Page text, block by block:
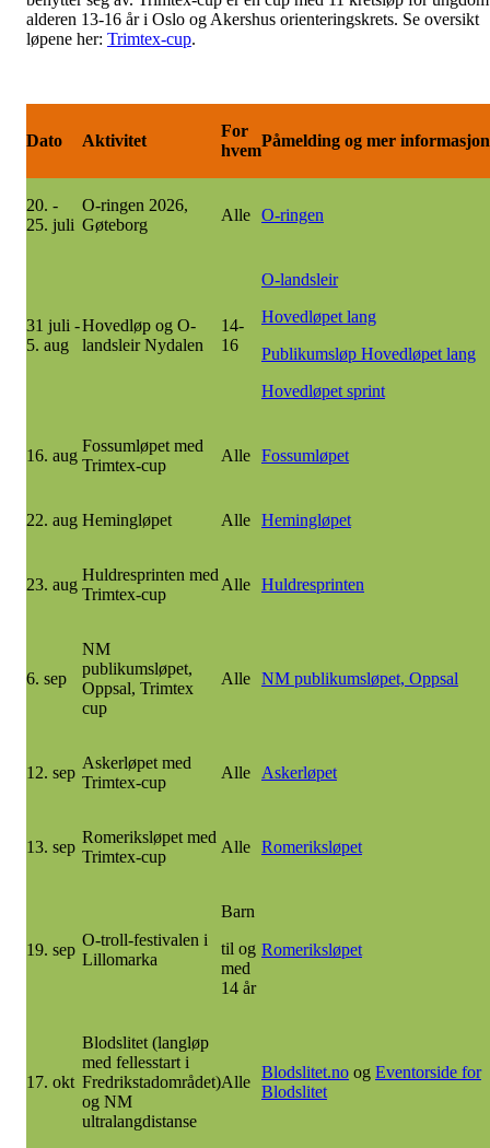
alderen 13-16 år i Oslo og Akershus orienteringskrets. Se oversikt
løpene her: Trimtex-cup.
Dato Aktivitet
For
hvem
Påmelding og mer informasjon
20. -
25. juli
O-ringen 2026,
Gøteborg
Alle O-ringen
31 juli -
5. aug
Hovedløp og O-
landsleir Nydalen
14-
16
O-landsleir
Hovedløpet lang
Publikumsløp Hovedløpet lang
Hovedløpet sprint
16. aug
Fossumløpet med
Trimtex-cup
Alle Fossumløpet
22. aug Hemingløpet Alle Hemingløpet
23. aug
Huldresprinten med
Trimtex-cup
Alle Huldresprinten
6. sep
NM
publikumsløpet,
Oppsal, Trimtex
cup
Alle NM publikumsløpet, Oppsal
12. sep
Askerløpet med
Trimtex-cup
Alle Askerløpet
13. sep
Romeriksløpet med
Trimtex-cup
Alle Romeriksløpet
19. sep
O-troll-festivalen i
Lillomarka
Barn
til og
med
14 år
Romeriksløpet
17. okt
Blodslitet (langløp
med fellesstart i
Fredrikstadområdet)
og NM
ultralangdistanse
Alle
Blodslitet.no og Eventorside for
Blodslitet